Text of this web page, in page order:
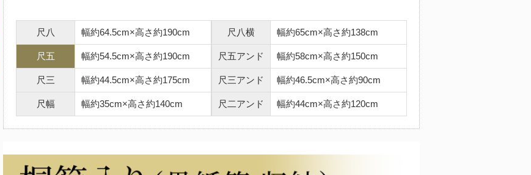
尺八 幅約64.5cm×高さ約190cm
尺五 幅約54.5cm×高さ約190cm
尺三 幅約44.5cm×高さ約175cm
尺幅 幅約35cm×高さ約140cm
尺八横 幅約65cm×高さ約138cm
尺五アンド 幅約58cm×高さ約150cm
尺三アンド 幅約46.5cm×高さ約90cm
尺二アンド 幅約44cm×高さ約120cm